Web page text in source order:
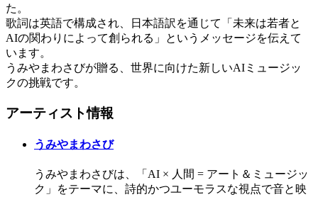
た。
歌詞は英語で構成され、日本語訳を通じて「未来は若者と
AIの関わりによって創られる」というメッセージを伝えて
います。
うみやまわさびが贈る、世界に向けた新しいAIミュージッ
クの挑戦です。
アーティスト情報
うみやまわさび
うみやまわさびは、「AI × 人間 = アート＆ミュージッ
ク」をテーマに、詩的かつユーモラスな視点で音と映